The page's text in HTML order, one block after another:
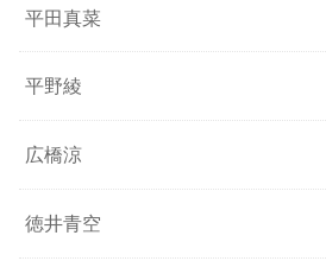
平田真菜
平野綾
広橋涼
徳井青空